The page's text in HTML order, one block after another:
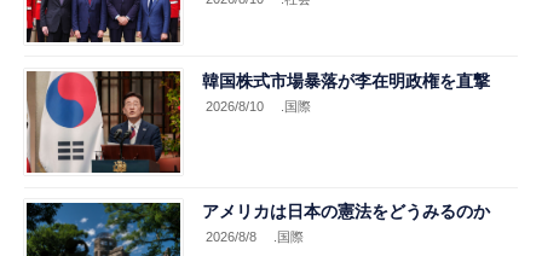
韓国株式市場暴落が李在明政権を直撃
2026/8/10 .国際
アメリカは日本の憲法をどうみるのか
2026/8/8 .国際